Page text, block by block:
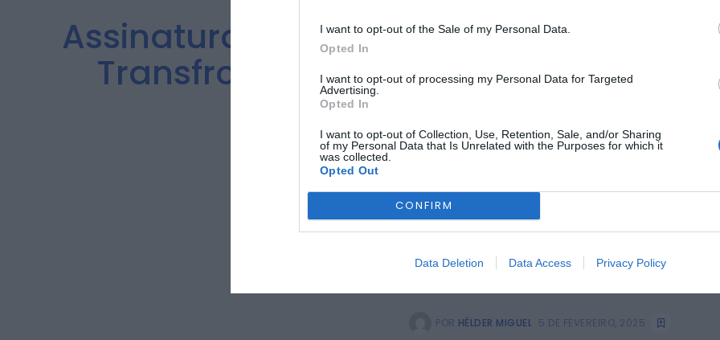
I want to opt-out of the Sale of my Personal Data.
Opted In
I want to opt-out of processing my Personal Data for Targeted
Advertising.
Opted In
I want to opt-out of Collection, Use, Retention, Sale, and/or Sharing
of my Personal Data that Is Unrelated with the Purposes for which it
was collected.
Opted Out
CONFIRM
Data Deletion Data Access Privacy Policy
Assinatura de Carta de Intenções
Transfronteiriço Entre Fundão,
POR HÉLDER MIGUEL 5 DE FEVEREIRO, 2025